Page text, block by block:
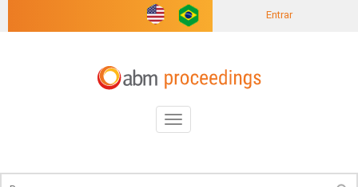
Entrar
Toggle
navigation